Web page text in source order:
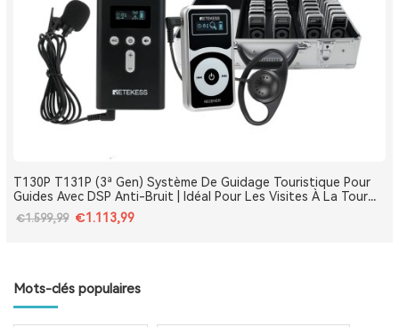
T130P T131P (3ª Gen) Système De Guidage Touristique Pour
Guides Avec DSP Anti-Bruit | Idéal Pour Les Visites À La Tour
Eiffel, Le Louvre, Versailles Et Les Monuments De France
€1.599,99 €1.113,99
Mots-clés populaires